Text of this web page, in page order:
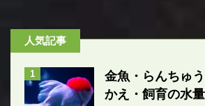
人気記事
1
金魚・らんちゅ
かえ・飼育の水量